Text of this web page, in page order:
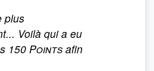
plus
Voilà qui a eu
150 Points afin